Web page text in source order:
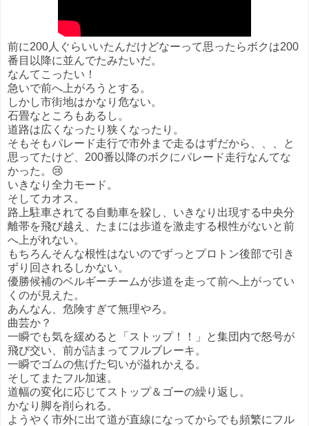
前に200人ぐらいいたんだけどなーって思ったらボクは200
番目以降に並んでたみたいだ。
なんてこったい！
急いで前へ上がろうとする。
しかし市街地はかなり危ない。
石畳なところもあるし。
道路は広くなったり狭くなったり。
そもそもパレード走行で市外まで走るはずだから、、、と
思ってたけど、200番以降のボクにパレード走行なんてな
かった。😢
いきなり全力モード。
そしてカオス。
路上駐車されてる自動車を躱し、いきなり出現する中央分
離帯を飛び越え、たまには歩道を激走する根性がないと前
へ上がれない。
もちろんそんな根性はないのでずっとプロトン後部で引き
ずり回されるしかない。
優勝候補のベルギーチームが歩道を走って前へ上がってい
くのが見えた。
あんなん、危険すぎて無理やろ。
曲芸か？
一瞬でも気を緩めると「ストップ！！」と集団内で怒号が
飛び交い、前が詰まってフルブレーキ。
一瞬でゴムの焦げた匂いが溢れかえる。
そしてまたフル加速。
道幅の変化に応じてストップ＆ゴーの繰り返し。
かなり脚を削られる。
ようやく市外に出て道が直線になってからでも頻繁にフル